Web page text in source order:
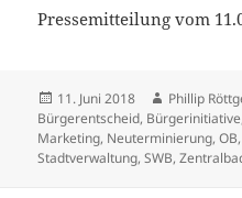
Pressemitteilung vom
Veröffentlicht
am
11. Juni 2018 Autor
Phillip
Bürgerentscheid, Bürgerinitiative
Marketing, Neuterminierung,OB,
Stadtverwaltung,SWB,